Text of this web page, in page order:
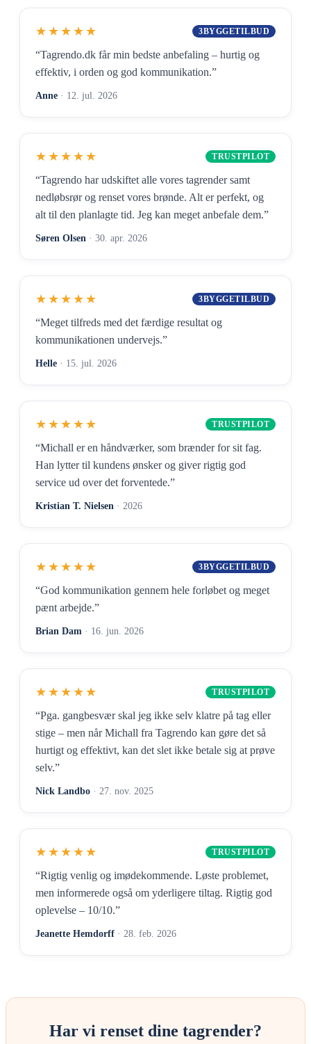
★★★★★ 3BYGGETILBUD
“Tagrendo.dk får min bedste anbefaling – hurtig og
effektiv, i orden og god kommunikation.”
Anne · 12. jul. 2026
★★★★★ TRUSTPILOT
“Tagrendo har udskiftet alle vores tagrender samt
nedløbsrør og renset vores brønde. Alt er perfekt, og
alt til den planlagte tid. Jeg kan meget anbefale dem.”
Søren Olsen · 30. apr. 2026
★★★★★ 3BYGGETILBUD
“Meget tilfreds med det færdige resultat og
kommunikationen undervejs.”
Helle · 15. jul. 2026
★★★★★ TRUSTPILOT
“Michall er en håndværker, som brænder for sit fag.
Han lytter til kundens ønsker og giver rigtig god
service ud over det forventede.”
Kristian T. Nielsen · 2026
★★★★★ 3BYGGETILBUD
“God kommunikation gennem hele forløbet og meget
pænt arbejde.”
Brian Dam · 16. jun. 2026
★★★★★ TRUSTPILOT
“Pga. gangbesvær skal jeg ikke selv klatre på tag eller
stige – men når Michall fra Tagrendo kan gøre det så
hurtigt og effektivt, kan det slet ikke betale sig at prøve
selv.”
Nick Landbo · 27. nov. 2025
★★★★★ TRUSTPILOT
“Rigtig venlig og imødekommende. Løste problemet,
men informerede også om yderligere tiltag. Rigtig god
oplevelse – 10/10.”
Jeanette Hemdorff · 28. feb. 2026
Har vi renset dine tagrender?